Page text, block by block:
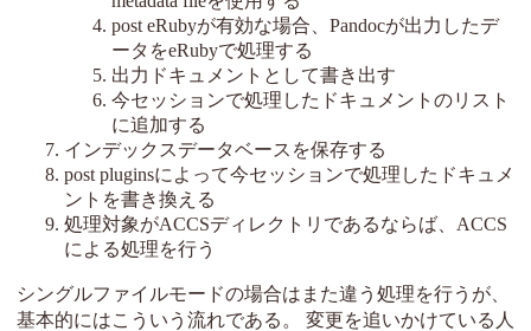
post eRubyが有効な場合、Pandocが出力したデ
ータをeRubyで処理する
出力ドキュメントとして書き出す
今セッションで処理したドキュメントのリスト
に追加する
インデックスデータベースを保存する
post pluginsによって今セッションで処理したドキュメ
ントを書き換える
処理対象がACCSディレクトリであるならば、ACCS
による処理を行う
シングルファイルモードの場合はまた違う処理を行うが、
基本的にはこういう流れである。 変更を追いかけている人